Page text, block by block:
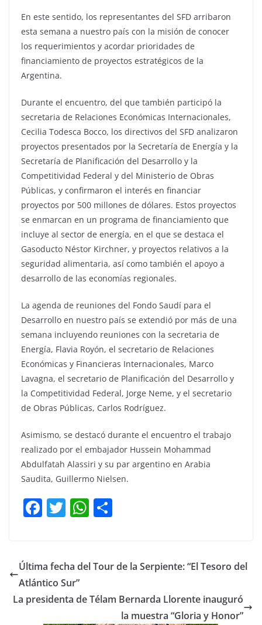
En este sentido, los representantes del SFD arribaron
esta semana a nuestro país con la misión de conocer
los requerimientos y acordar prioridades de
financiamiento de proyectos estratégicos de la
Argentina.
Durante el encuentro, del que también participó la
secretaria de Relaciones Económicas Internacionales,
Cecilia Todesca Bocco, los directivos del SFD analizaron
proyectos presentados por la Secretaría de Energía y la
Secretaría de Planificación del Desarrollo y la
Competitividad Federal y del Ministerio de Obras
Públicas, y confirmaron el interés en financiar
proyectos por 500 millones de dólares. Estos proyectos
se enmarcan en un programa de financiamiento que
incluye al sector de energía, en el que se destaca el
Gasoducto Néstor Kirchner, y proyectos relativos a la
seguridad alimentaria, así como también el apoyo a
desarrollo de las economías regionales.
La agenda de reuniones del Fondo Saudí para el
Desarrollo en nuestro país se extendió por más de una
semana incluyendo reuniones con la secretaria de
Energía, Flavia Royón, el secretario de Relaciones
Económicas y Financieras Internacionales, Marco
Lavagna, el secretario de Planificación del Desarrollo y
la Competitividad Federal, Jorge Neme, y el secretario
de Obras Públicas, Carlos Rodríguez.
Asimismo, se destacó durante el encuentro el trabajo
realizado por el embajador Hussein Mohammad
Abdulfatah Alassiri y su par argentino en Arabia
Saudita, Guillermo Nielsen.
F
e
b
o
T
er
W
s
p
p
tir
Última fecha del Tour de la Serpiente: “El Tesoro del
Atlántico Sur”
La presidenta de Télam Bernarda Llorente inauguró
la muestra “Gloria y Honor”